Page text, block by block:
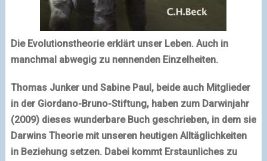
Die Evolutionstheorie erklärt unser Leben. Auch in
manchmal abwegig zu nennenden Einzelheiten.
Thomas Junker und Sabine Paul, beide auch Mitglieder
in der Giordano-Bruno-Stiftung, haben zum Darwinjahr
(2009) dieses wunderbare Buch geschrieben, in dem sie
Darwins Theorie mit unseren heutigen Alltäglichkeiten
in Beziehung setzen. Dabei kommt Erstaunliches zu